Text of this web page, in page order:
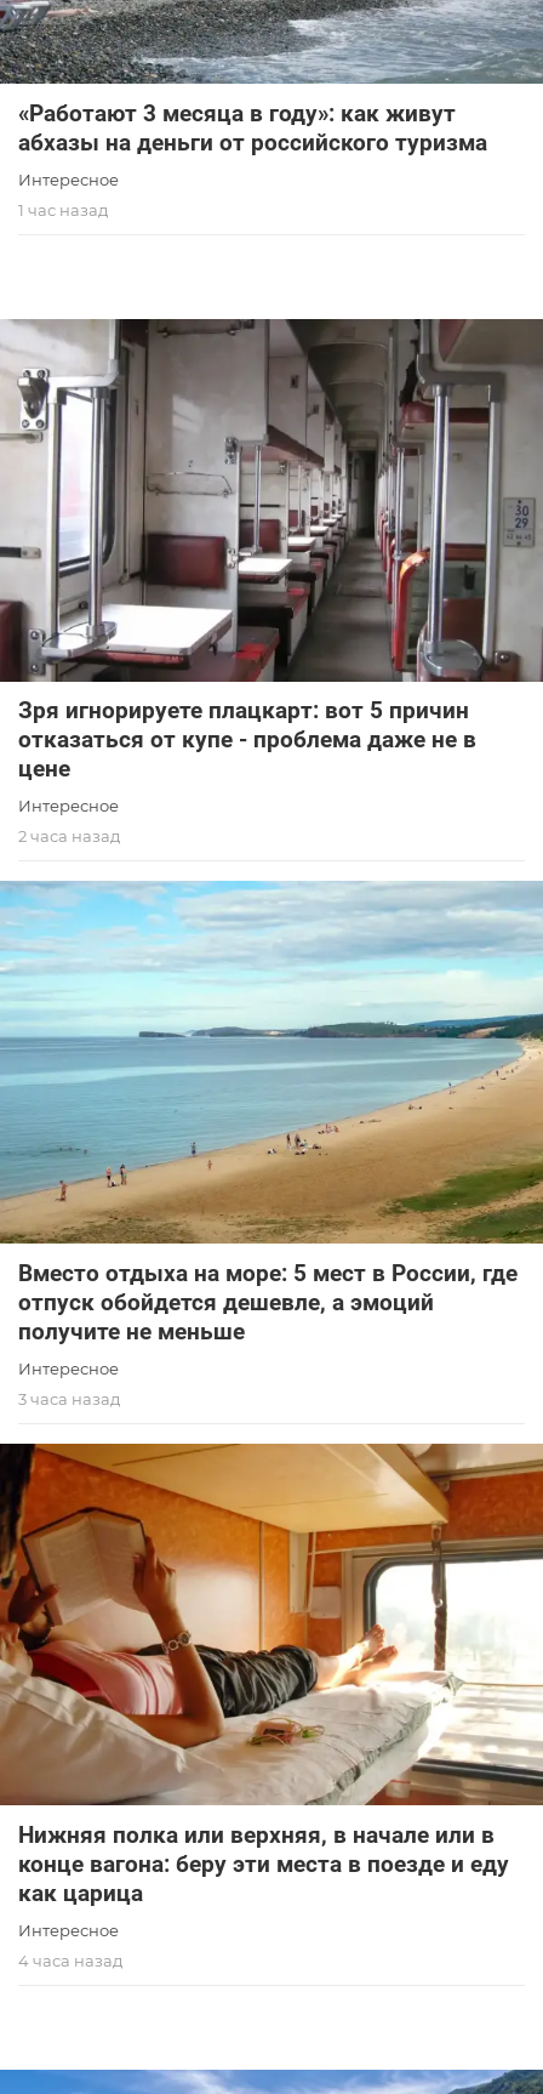
«Работают 3 месяца в году»: как живут
абхазы на деньги от российского туризма
Интересное
1 час назад
Зря игнорируете плацкарт: вот 5 причин
отказаться от купе - проблема даже не в
цене
Интересное
2 часа назад
Вместо отдыха на море: 5 мест в России, где
отпуск обойдется дешевле, а эмоций
получите не меньше
Интересное
3 часа назад
Нижняя полка или верхняя, в начале или в
конце вагона: беру эти места в поезде и еду
как царица
Интересное
4 часа назад